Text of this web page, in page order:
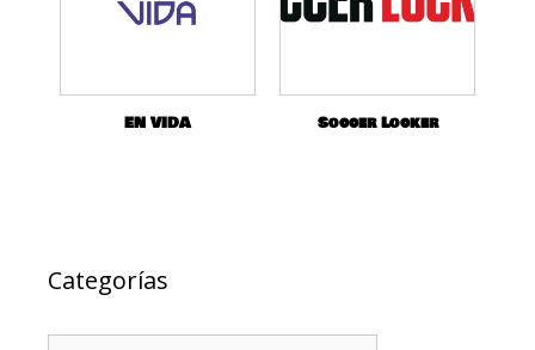
EN VIDA Soccer Locker
Categorías